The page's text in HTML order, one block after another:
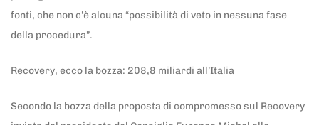
fonti, che non c’è alcuna “possibilità di veto in nessuna fase
della procedura”.
Recovery, ecco la bozza: 208,8 miliardi all’Italia
Secondo la bozza della proposta di compromesso sul Recovery